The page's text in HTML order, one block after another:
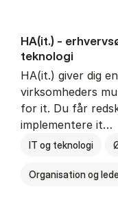
HA(it.) -
teknologi
HA(it.) giver dig
virksomheders
for it. Du får
implementere it…
IT og teknologi
Organisation og